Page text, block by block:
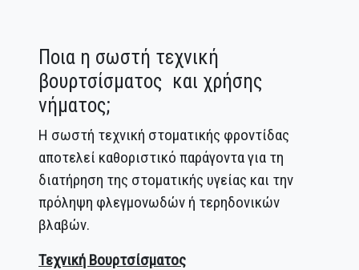
Ποια η σωστή τεχνική
βουρτσίσματος και χρήσης
νήματος;
Η σωστή τεχνική στοματικής φροντίδας
αποτελεί καθοριστικό παράγοντα για τη
διατήρηση της στοματικής υγείας και την
πρόληψη φλεγμονωδών ή τερηδονικών
βλαβών.
Τεχνική Βουρτσίσματος